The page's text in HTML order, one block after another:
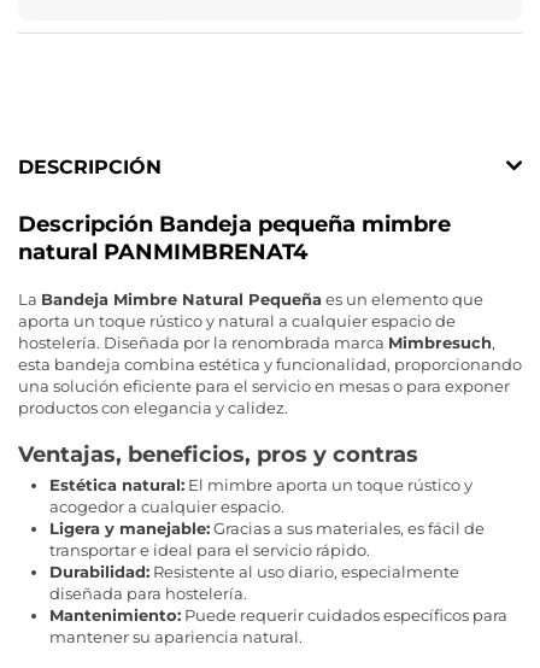
DESCRIPCIÓN
Descripción Bandeja pequeña mimbre
natural PANMIMBRENAT4
La Bandeja Mimbre Natural Pequeñaes un elemento que
aporta un toque rústico y natural a cualquier espacio de
hostelería. Diseñada por la renombrada marca Mimbresuch,
esta bandeja combina estética y funcionalidad, proporcionando
una solución eficiente para el servicio en mesas o para exponer
productos con elegancia y calidez.
Ventajas, beneficios, pros y contras
Estética natural: El mimbre aporta un toque rústico y
acogedor a cualquier espacio.
Ligera y manejable:Gracias a sus materiales, es fácil de
transportar e ideal para el servicio rápido.
Durabilidad: Resistente al uso diario, especialmente
diseñada para hostelería.
Mantenimiento: Puede requerir cuidados específicos para
mantener su apariencia natural.